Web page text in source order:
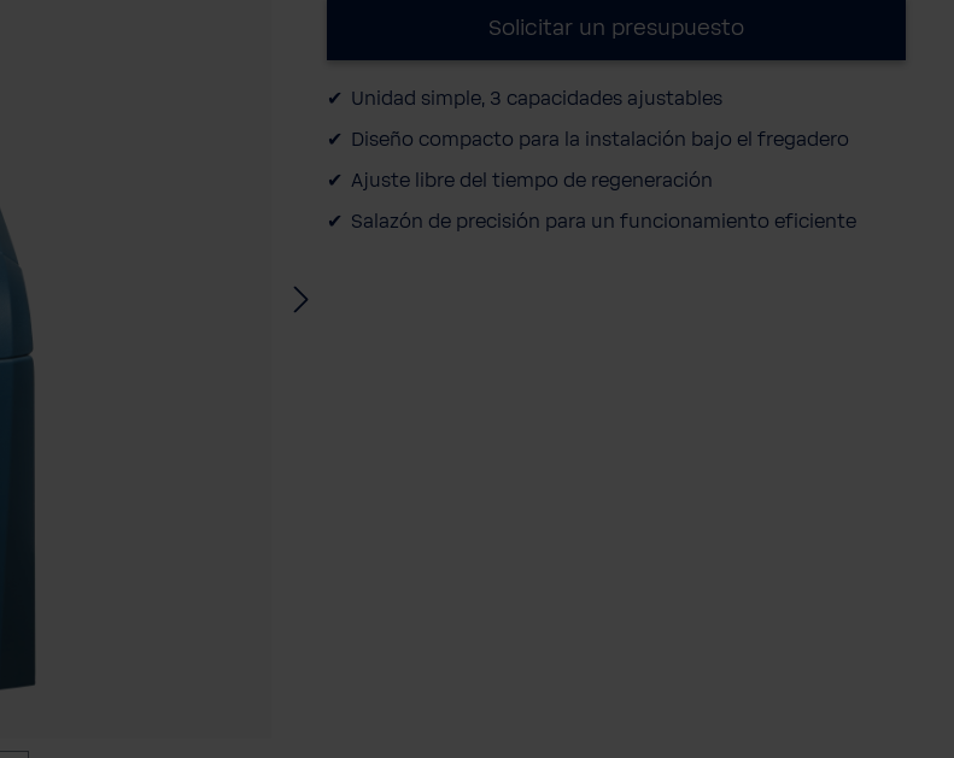
Solicitar un presupuesto
Unidad simple, 3 capacidades ajustables
Diseño compacto para la instalación bajo el fregadero
Ajuste libre del tiempo de regeneración
Salazón de precisión para un funcionamiento eficiente